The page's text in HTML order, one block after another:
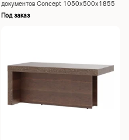
документов Concept 1050x500x1855
Под заказ